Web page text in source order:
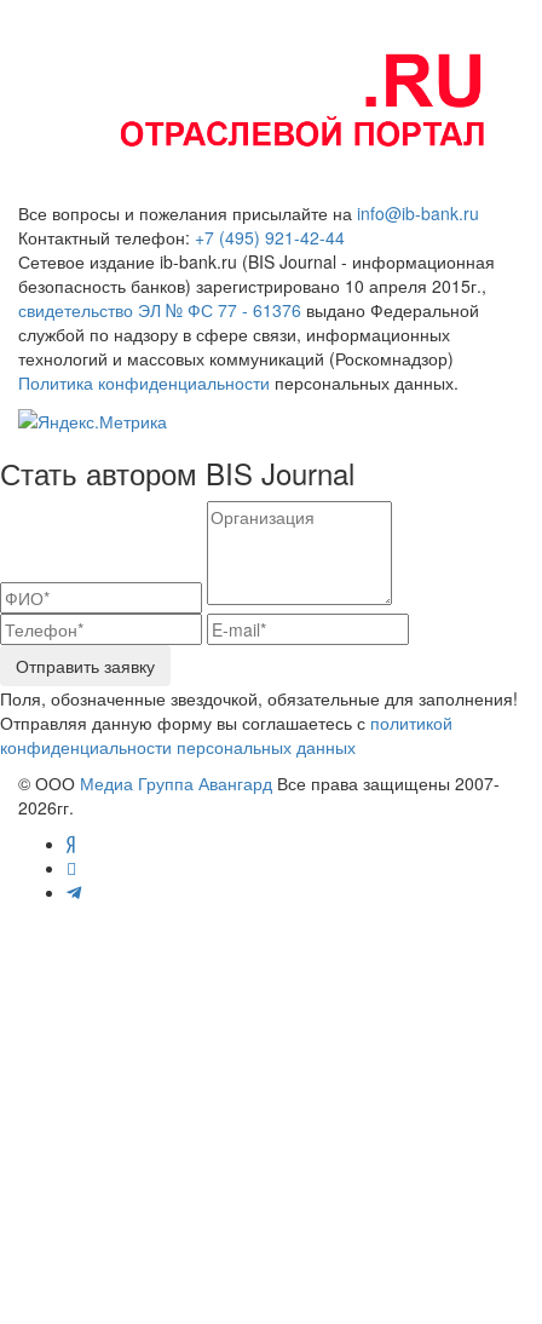
Все вопросы и пожелания присылайте на info@ib-bank.ru
Контактный телефон: +7 (495) 921-42-44
Сетевое издание ib-bank.ru (BIS Journal - информационная
безопасность банков) зарегистрировано 10 апреля 2015г.,
свидетельство ЭЛ № ФС 77 - 61376 выдано Федеральной
службой по надзору в сфере связи, информационных
технологий и массовых коммуникаций (Роскомнадзор)
Политика конфиденциальности персональных данных.
Стать автором BIS Journal
Отправить заявку
Поля, обозначенные звездочкой, обязательные для заполнения!
Отправляя данную форму вы соглашаетесь с политикой
конфиденциальности персональных данных
© ООО Медиа Группа Авангард Все права защищены 2007-
2026гг.